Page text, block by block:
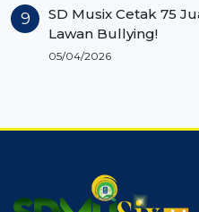
SD Musix Cetak 75
Lawan Bullying!
05/04/2026